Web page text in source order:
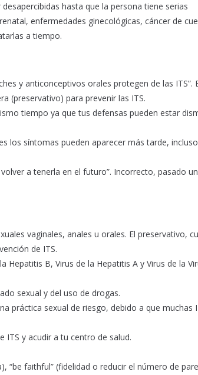
hasta que la persona tiene serias
enfermedades ginecológicas, cáncer de
a tiempo.
y anticonceptivos orales protegen de las ITS”.
(preservativo) para prevenir las ITS.
tiempo ya que tus defensas pueden estar
los síntomas pueden aparecer más tarde,
a tenerla en el futuro”. Incorrecto, pasado
vaginales, anales u orales. El preservativo,
de ITS.
Hepatitis B, Virus de la Hepatitis A y Virus de la
sexual y del uso de drogas.
práctica sexual de riesgo, debido a que muchas
ITS y acudir a tu centro de salud.
“be faithful” (fidelidad o reducir el número de